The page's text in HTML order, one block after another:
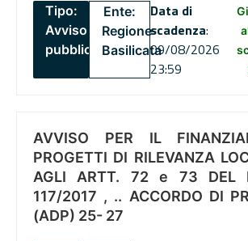
Tipo:
Avviso
pubblico
Ente:
Regione
Basilicata
Data di
scadenza:
09/08/2026
23:59
AVVISO PER IL
PROGETTI DI RILEVANZA
AGLI ARTT. 72 e 73 DEL
117/2017 , .. ACCORDO DI
(ADP) 25- 27